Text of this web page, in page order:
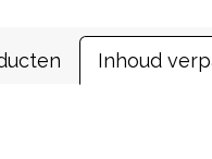
Inhoud